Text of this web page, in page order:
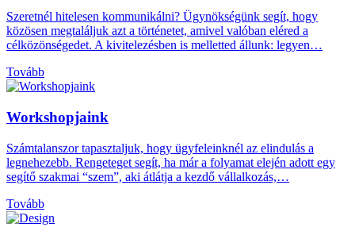
Szeretnél hitelesen kommunikálni? Ügynökségünk segít, hogy
közösen megtaláljuk azt a történetet, amivel valóban eléred a
célközönségedet. A kivitelezésben is melletted állunk: legyen…
Tovább
Workshopjaink
Számtalanszor tapasztaljuk, hogy ügyfeleinknél az elindulás a
legnehezebb. Rengeteget segít, ha már a folyamat elején adott egy
segítő szakmai “szem”, aki átlátja a kezdő vállalkozás,…
Tovább